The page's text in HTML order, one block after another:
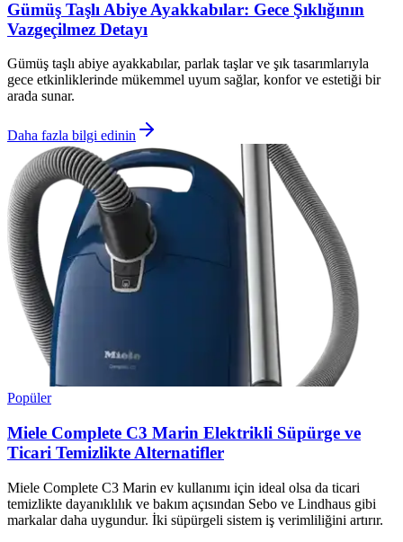
Gümüş Taşlı Abiye Ayakkabılar: Gece Şıklığının
Vazgeçilmez Detayı
Gümüş taşlı abiye ayakkabılar, parlak taşlar ve şık tasarımlarıyla
gece etkinliklerinde mükemmel uyum sağlar, konfor ve estetiği bir
arada sunar.
Daha fazla bilgi edinin
Popüler
Miele Complete C3 Marin Elektrikli Süpürge ve
Ticari Temizlikte Alternatifler
Miele Complete C3 Marin ev kullanımı için ideal olsa da ticari
temizlikte dayanıklılık ve bakım açısından Sebo ve Lindhaus gibi
markalar daha uygundur. İki süpürgeli sistem iş verimliliğini artırır.